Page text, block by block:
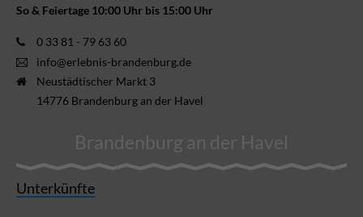
So & Feiertage 10:00 Uhr bis 15:00 Uhr
0 33 81 - 79 63 60
info@erlebnis-brandenburg.de
Neustädtischer Markt 3
14776 Brandenburg an der Havel
Brandenburg an der Havel
Unterkünfte